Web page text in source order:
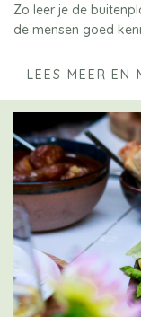
Zo leer je de
de mensen goed
LEES MEER EN